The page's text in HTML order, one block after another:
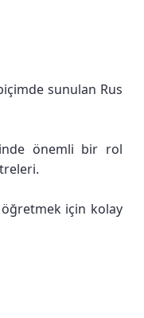
sunulan Rus
önemli bir rol
için kolay